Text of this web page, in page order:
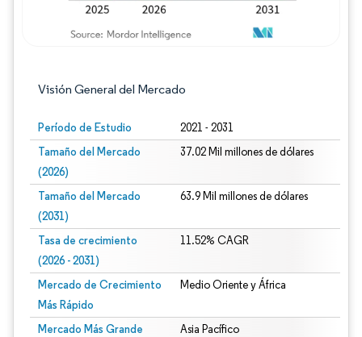
Visión General del Mercado
Período de Estudio 2021 - 2031
Tamaño del Mercado
(2026)
37.02 Mil millones de dólares
Tamaño del Mercado
(2031)
63.9 Mil millones de dólares
Tasa de crecimiento
(2026 - 2031)
11.52% CAGR
Mercado de Crecimiento
Más Rápido
Medio Oriente y África
Mercado Más Grande Asia Pacífico